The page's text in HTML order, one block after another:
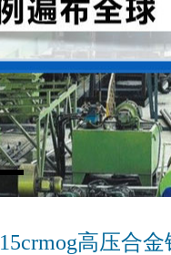
15crmog高压合